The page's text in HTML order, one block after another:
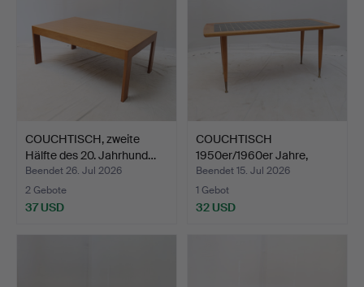
COUCHTISCH, zweite
Hälfte des 20. Jahrhund…
Beendet 26. Jul 2026
2 Gebote
37 USD
COUCHTISCH
1950er/1960er Jahre,
gebeiztes …
Beendet 15. Jul 2026
1 Gebot
32 USD